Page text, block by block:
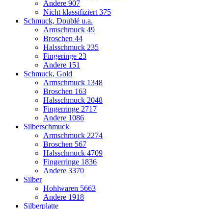
Andere 907
Nicht klassifiziert 375
Schmuck, Doublé u.a.
Armschmuck 49
Broschen 44
Halsschmuck 235
Fingeringe 23
Andere 151
Schmuck, Gold
Armschmuck 1348
Broschen 163
Halsschmuck 2048
Fingerringe 2717
Andere 1086
Silberschmuck
Armschmuck 2274
Broschen 567
Halsschmuck 4709
Fingerringe 1836
Andere 3370
Silber
Hohlwaren 5663
Andere 1918
Silberplatte